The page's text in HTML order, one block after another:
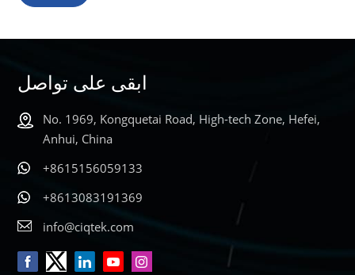
ابقى على تواصل
No. 1969, Kongquetai Road, High-tech Zone, Hefei,
Anhui, China
+8615156059133
+8613083191369
info@ciqtek.com